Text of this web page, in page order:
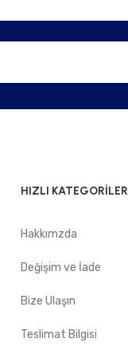
HIZLI KATEGORİLER
Hakkımzda
Değişim ve İade
Bize Ulaşın
Teslimat Bilgisi